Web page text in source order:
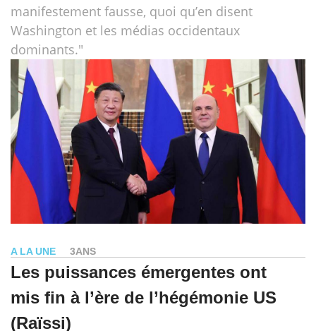
manifestement fausse, quoi qu’en disent
Washington et les médias occidentaux
dominants."
A LA UNE 3ANS
Les puissances émergentes ont
mis fin à l’ère de l’hégémonie US
(Raïssi)